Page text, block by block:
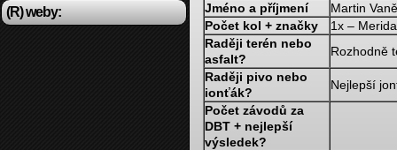
(R) weby:
Jméno a příjmení
Martin
Počet kol + značky
1x –
Raději terén nebo
asfalt?
Rozhodně
Raději pivo nebo
ionťák?
Nejlepší
Počet závodů za
DBT + nejlepší
výsledek?